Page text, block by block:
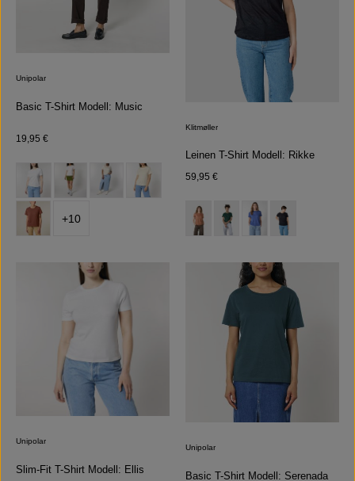
Unipolar
Basic T-Shirt Modell: Music
Regulärer Preis:
19,95 €
Farbe auswählen
+10
Klitmøller
Leinen T-Shirt Modell: Rikke
Regulärer Preis:
59,95 €
Farbe auswählen
(Diese Option ist zurzeit nicht
(Diese Option ist zurzeit nicht
Unipolar
Slim-Fit T-Shirt Modell: Ellis
Unipolar
Basic T-Shirt Modell: Serenada